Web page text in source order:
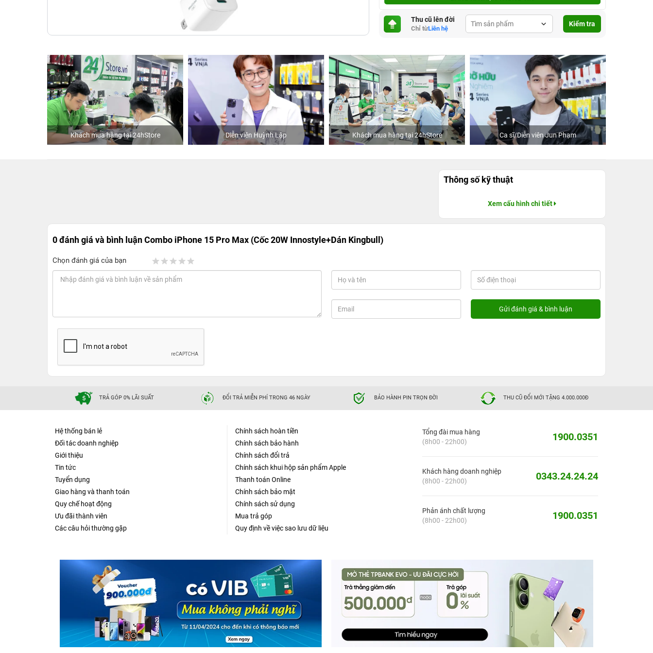
Thu cũ lên đời
Chỉ từLiên hệ
Kiểm tra
Khách mua hàng tại 24hStore Diễn viên Huỳnh Lập Khách mua hàng tại 24hStore Ca sĩ/Diễn viên Jun Phạm
Thông số kỹ thuật
Xem cấu hình chi tiết
0 đánh giá và bình luậnCombo iPhone 15 Pro Max (Cốc 20W Innostyle+Dán Kingbull)
Chọn đánh giá của bạn
TRẢ GÓP 0% LÃI SUẤT ĐỔI TRẢ MIỄN PHÍ TRONG 46 NGÀY BẢO HÀNH PIN TRỌN ĐỜI THU CŨ ĐỔI MỚI TẶNG 4.000.000Đ
Hệ thống bán lẻ
Đối tác doanh nghiệp
Giới thiệu
Tin tức
Tuyển dụng
Giao hàng và thanh toán
Quy chế hoạt động
Ưu đãi thành viên
Các câu hỏi thường gặp
Chính sách hoàn tiền
Chính sách bảo hành
Chính sách đổi trả
Chính sách khui hộp sản phẩm Apple
Thanh toán Online
Chính sách bảo mật
Chính sách sử dụng
Mua trả góp
Quy định về việc sao lưu dữ liệu
Tổng đài mua hàng
(8h00 - 22h00)
1900.0351
Khách hàng doanh nghiệp
(8h00 - 22h00)
0343.24.24.24
Phản ánh chất lượng
(8h00 - 22h00)
1900.0351